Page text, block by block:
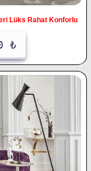
Lüks Rahat Konforlu
₺